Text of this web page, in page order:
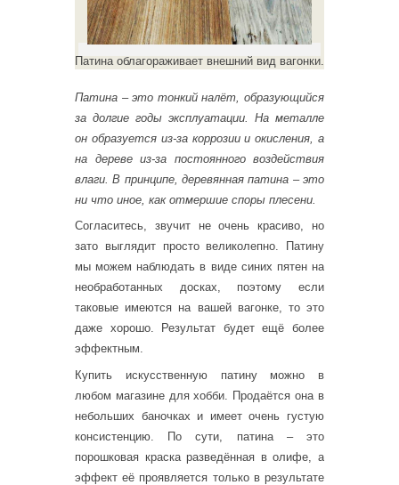
Патина облагораживает внешний вид вагонки.
Патина – это тонкий налёт, образующийся
за долгие годы эксплуатации. На металле
он образуется из-за коррозии и окисления, а
на дереве из-за постоянного воздействия
влаги. В принципе, деревянная патина – это
ни что иное, как отмершие споры плесени.
Согласитесь, звучит не очень красиво, но
зато выглядит просто великолепно. Патину
мы можем наблюдать в виде синих пятен на
необработанных досках, поэтому если
таковые имеются на вашей вагонке, то это
даже хорошо. Результат будет ещё более
эффектным.
Купить искусственную патину можно в
любом магазине для хобби. Продаётся она в
небольших баночках и имеет очень густую
консистенцию. По сути, патина – это
порошковая краска разведённая в олифе, а
эффект её проявляется только в результате